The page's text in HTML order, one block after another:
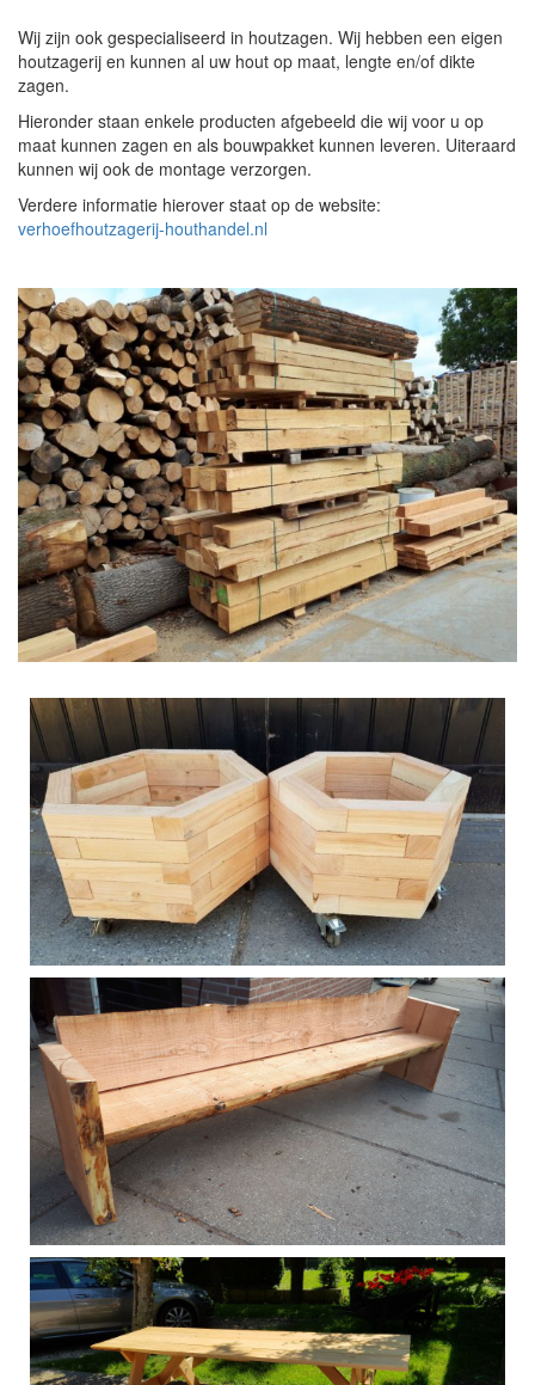
Wij zijn ook gespecialiseerd in houtzagen. Wij hebben een eigen
houtzagerij en kunnen al uw hout op maat, lengte en/of dikte
zagen.
Hieronder staan enkele producten afgebeeld die wij voor u op
maat kunnen zagen en als bouwpakket kunnen leveren. Uiteraard
kunnen wij ook de montage verzorgen.
Verdere informatie hierover staat op de website:
verhoefhoutzagerij-houthandel.nl